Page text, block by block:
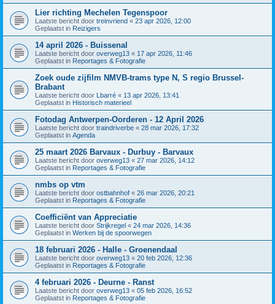
Lier richting Mechelen Tegenspoor
Laatste bericht door treinvriend « 23 apr 2026, 12:00
Geplaatst in Reizigers
14 april 2026 - Buissenal
Laatste bericht door overweg13 « 17 apr 2026, 11:46
Geplaatst in Reportages & Fotografie
Zoek oude zijfilm NMVB-trams type N, S regio Brussel-
Brabant
Laatste bericht door Lbarré « 13 apr 2026, 13:41
Geplaatst in Historisch materieel
Fotodag Antwerpen-Oorderen - 12 April 2026
Laatste bericht door traindriverbe « 28 mar 2026, 17:32
Geplaatst in Agenda
25 maart 2026 Barvaux - Durbuy - Barvaux
Laatste bericht door overweg13 « 27 mar 2026, 14:12
Geplaatst in Reportages & Fotografie
nmbs op vtm
Laatste bericht door ostbahnhof « 26 mar 2026, 20:21
Geplaatst in Reportages & Fotografie
Coefficiënt van Appreciatie
Laatste bericht door Strijkregel « 24 mar 2026, 14:36
Geplaatst in Werken bij de spoorwegen
18 februari 2026 - Halle - Groenendaal
Laatste bericht door overweg13 « 20 feb 2026, 12:36
Geplaatst in Reportages & Fotografie
4 februari 2026 - Deurne - Ranst
Laatste bericht door overweg13 « 05 feb 2026, 16:52
Geplaatst in Reportages & Fotografie